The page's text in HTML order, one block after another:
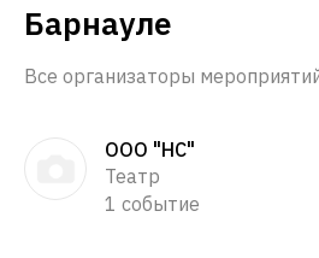
Барнауле
Все организаторы
ООО "НС"
Театр
1 событие